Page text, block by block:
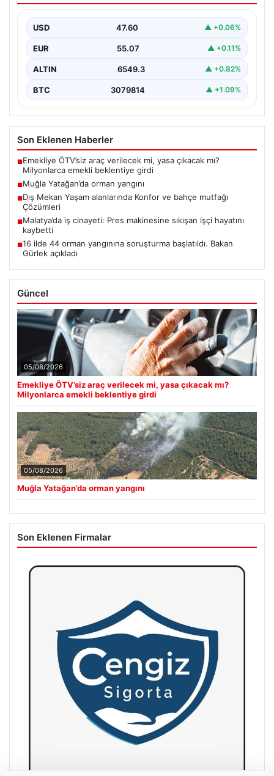
USD 47.60 ▲ +0.06%
EUR 55.07 ▲ +0.11%
ALTIN 6549.3 ▲ +0.82%
BTC 3079814 ▲ +1.09%
Son Eklenen Haberler
■Emekliye ÖTV’siz araç verilecek mi, yasa çıkacak mı?
Milyonlarca emekli beklentiye girdi
■Muğla Yatağan’da orman yangını
■Dış Mekan Yaşam alanlarında Konfor ve bahçe mutfağı
Çözümleri
■Malatya’da iş cinayeti: Pres makinesine sıkışan işçi hayatını
kaybetti
■16 ilde 44 orman yangınına soruşturma başlatıldı. Bakan
Gürlek açıkladı
Güncel
05/08/2026
Emekliye ÖTV’siz araç verilecek mi, yasa çıkacak mı?
Milyonlarca emekli beklentiye girdi
05/08/2026
Muğla Yatağan’da orman yangını
Son Eklenen Firmalar